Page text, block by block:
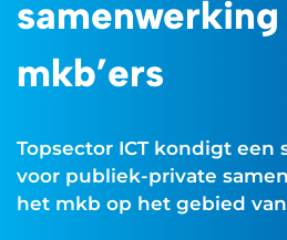
mkb’ers
Topsector ICT kondigt een
voor publiek-private
het mkb op het gebied